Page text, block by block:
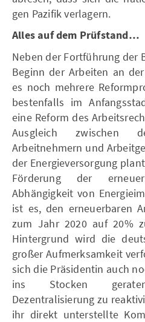
gen Pazifik verlagern.
Alles auf dem Prüfstand…
Neben der Fortführung der
Beginn der Arbeiten an
es noch mehrere
bestenfalls im
eine Reform des
Ausgleich zwischen
Arbeitnehmern und
der Energieversorgung
Förderung der
Abhängigkeit von
ist es, den erneuerbaren
zum Jahr 2020 auf 20%
Hintergrund wird die
großer Aufmerksamkeit
sich die Präsidentin auch
ins Stocken
Dezentralisierung zu
ihr direkt unterstellte